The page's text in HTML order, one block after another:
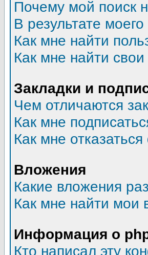
Почему мой поиск
В результате
Как мне найти
Как мне найти
Закладки и
Чем отличаются
Как мне
Как мне
Вложения
Какие вложения
Как мне найти мои
Информация о
Кто написал эту